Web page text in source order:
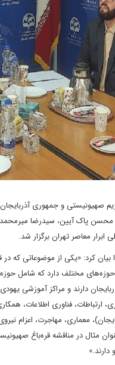
و جمهوری آذربایجان
کرد: «یکی از موضوعاتی که
مختلف دارد که شامل
دارند و مراکز آموزشی
ارتباطات، فناوری
معماری، مهاجرت، اعزام